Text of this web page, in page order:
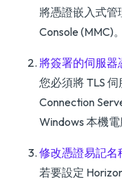
將憑證嵌入式管
Console (MMC)。
將簽署的伺服
您必須將 TLS
Connection
Windows 本機電
修改憑證易記名
若要設定